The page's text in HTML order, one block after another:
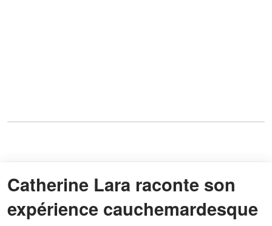
Catherine Lara raconte son
expérience cauchemardesque